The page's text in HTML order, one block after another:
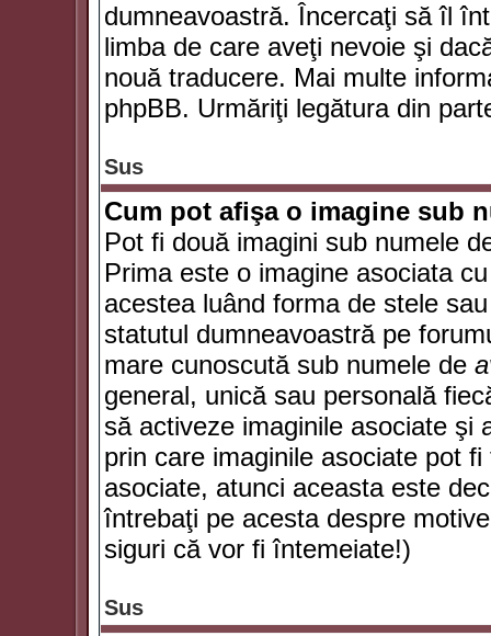
dumneavoastră. Încercaţi să îl
limba de care aveţi nevoie şi
nouă traducere. Mai multe
phpBB. Urmăriţi legătura din
Sus
Cum pot afişa o imagine sub
Pot fi două imagini sub numele
Prima este o imagine asociata
acestea luând forma de stele
statutul dumneavoastră pe
mare cunoscută sub numele de
general, unică sau personală
să activeze imaginile asociate şi
prin care imaginile asociate pot
asociate, atunci aceasta este
întrebaţi pe acesta despre
siguri că vor fi întemeiate!)
Sus